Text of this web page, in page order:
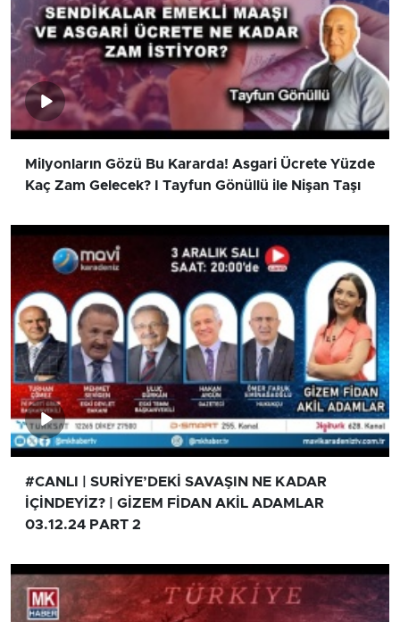
Milyonların Gözü Bu Kararda! Asgari Ücrete Yüzde
Kaç Zam Gelecek? I Tayfun Gönüllü ile Nişan Taşı
#CANLI | SURİYE’DEKİ SAVAŞIN NE KADAR
İÇİNDEYİZ? | GİZEM FİDAN AKİL ADAMLAR
03.12.24 PART 2